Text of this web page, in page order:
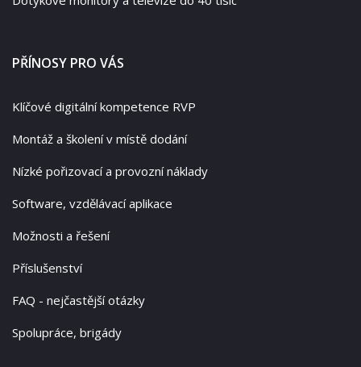
PŘÍNOSY PRO VÁS
Klíčové digitální kompetence RVP
Montáž a školení v místě dodání
Nízké pořizovací a provozní náklady
Software, vzdělávací aplikace
Možnosti a řešení
Příslušenství
FAQ - nejčastější otázky
Spolupráce, brigády